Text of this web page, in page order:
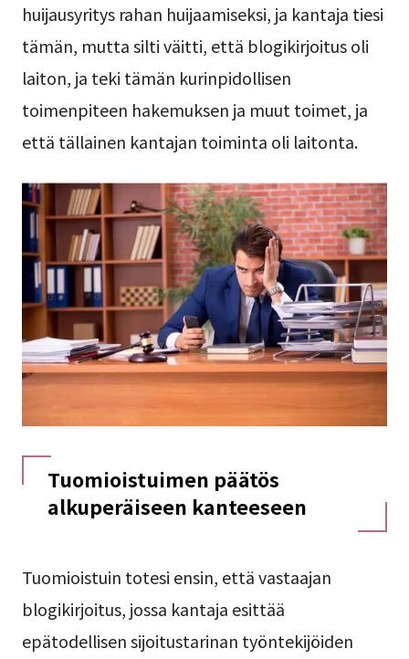
huijausyritys rahan huijaamiseksi, ja kantaja tiesi
tämän, mutta silti väitti, että blogikirjoitus oli
laiton, ja teki tämän kurinpidollisen
toimenpiteen hakemuksen ja muut toimet, ja
että tällainen kantajan toiminta oli laitonta.
Tuomioistuimen päätös
alkuperäiseen kanteeseen
Tuomioistuin totesi ensin, että vastaajan
blogikirjoitus, jossa kantaja esittää
epätodellisen sijoitustarinan työntekijöiden